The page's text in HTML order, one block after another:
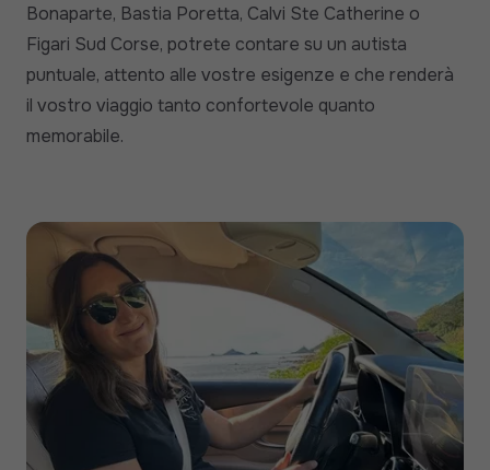
Bonaparte, Bastia Poretta, Calvi Ste Catherine o
Figari Sud Corse, potrete contare su un autista
puntuale, attento alle vostre esigenze e che renderà
il vostro viaggio tanto confortevole quanto
memorabile.